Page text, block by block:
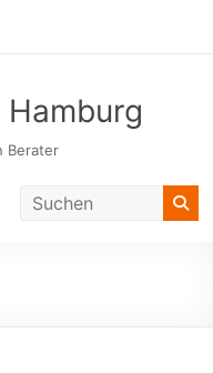
Hamburg
Berater